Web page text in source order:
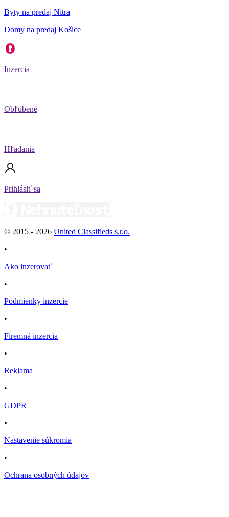
Byty na predaj Nitra
Domy na predaj Košice
Inzercia
Obľúbené
Hľadania
Prihlásiť sa
© 2015 - 2026 United Classifieds s.r.o.
•
Ako inzerovať
•
Podmienky inzercie
•
Firemná inzercia
•
Reklama
•
GDPR
•
Nastavenie súkromia
•
Ochrana osobných údajov